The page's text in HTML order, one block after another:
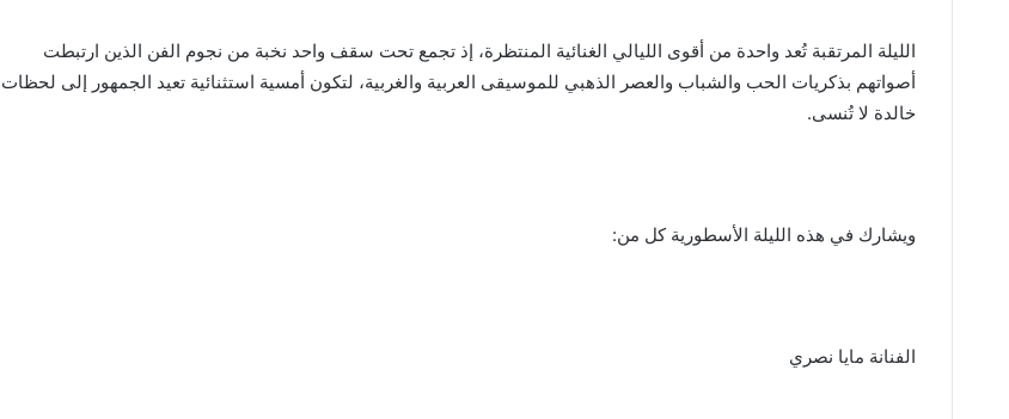
الليلة المرتقبة تُعد واحدة من أقوى الليالي الغنائية المنتظرة، إذ تجمع تحت سقف واحد نخبة من نجوم الفن الذين ارتبطت
أصواتهم بذكريات الحب والشباب والعصر الذهبي للموسيقى العربية والغربية، لتكون أمسية استثنائية تعيد الجمهور إلى لحظات
خالدة لا تُنسى.
ويشارك في هذه الليلة الأسطورية كل من:
الفنانة مايا نصري